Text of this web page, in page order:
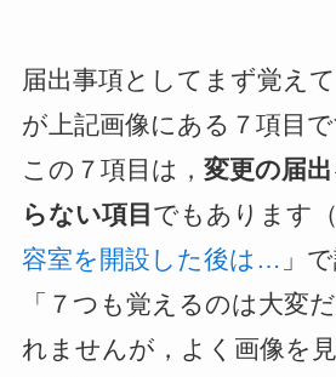
届出事項としてまず覚え
が上記画像にある７項目で
この７項目は， 変更の届
らない項目 でもあります
容室を開設した後は… 」
「７つも覚えるのは大変
れませんが，よく画像を